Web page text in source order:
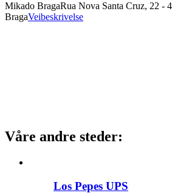
Mikado BragaRua Nova Santa Cruz, 22 -
BragaVeibeskrivelse
Våre andre steder:
Los Pepes UPS